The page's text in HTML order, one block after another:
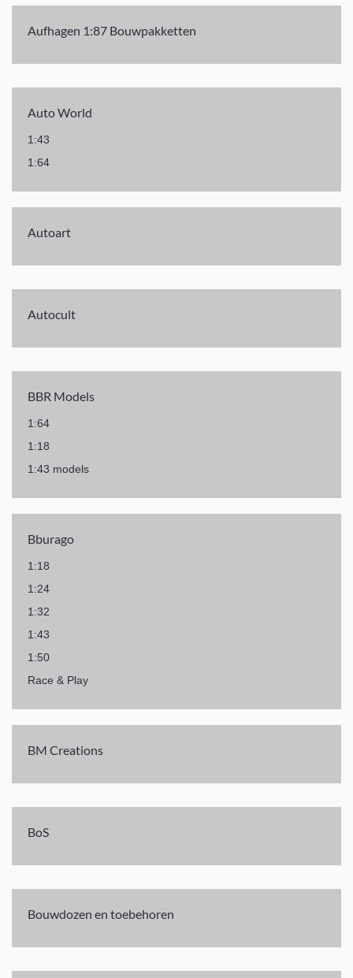
Aufhagen 1:87 Bouwpakketten
Auto World
1:43
1:64
Autoart
Autocult
BBR Models
1:64
1:18
1:43 models
Bburago
1:18
1:24
1:32
1:43
1:50
Race & Play
BM Creations
BoS
Bouwdozen en toebehoren